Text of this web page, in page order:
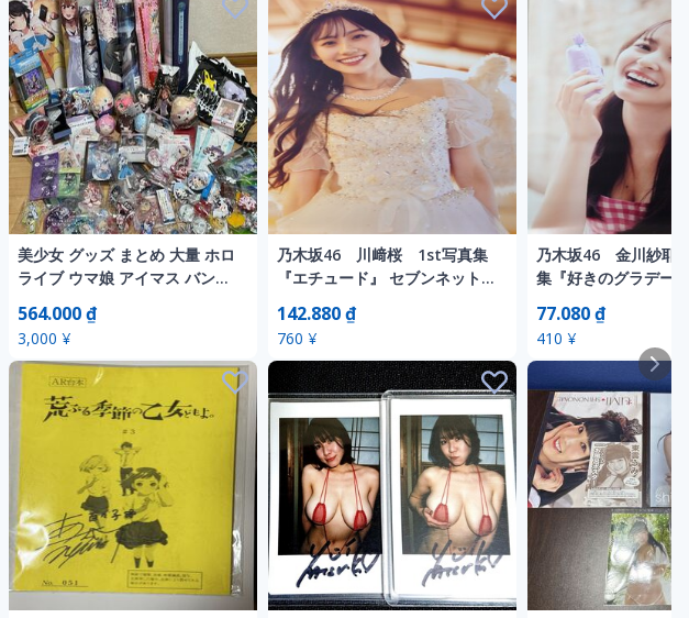
美少女 グッズ まとめ 大量 ホロ
ライブ ウマ娘 アイマス バンド
リ ラバーマット 缶バッジ アク
スタ タペストリー 等 スバル 星
街 ジャンク
564.000 ₫
3,000 ¥
乃木坂46 川﨑桜 1st写真集
『エチュード』 セブンネット限
定特典 B3ポスター
142.880 ₫
760 ¥
乃木坂46 金川紗耶
集『好きのグラデー
ブンネット限定特
ー
77.080 ₫
410 ¥